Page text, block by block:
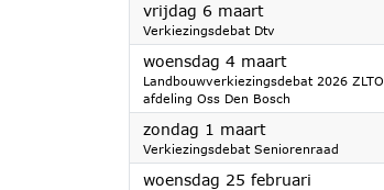
vrijdag 6 maart2026
Verkiezingsdebat Dtv
woensdag 4 maart2026
Landbouwverkiezingsdebat 2026 ZLTO
afdeling Oss Den Bosch
zondag 1 maart2026
Verkiezingsdebat Seniorenraad
woensdag 25 februari